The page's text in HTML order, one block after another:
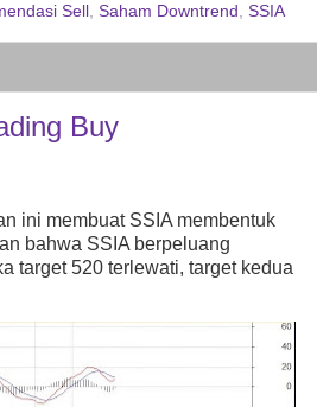
Sell Saham Downtrend SSIA
Buy
ini membuat SSIA membentuk
bahwa SSIA berpeluang
target 520 terlewati, target kedua